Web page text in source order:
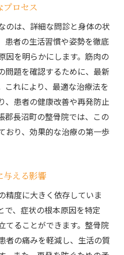
プロセス
のは、詳細な問診と身体の状
患者の生活習慣や姿勢を徹底
因を明らかにします。筋肉の
問題を確認するために、最新
これにより、最適な治療法を
、患者の健康改善や再発防止
郡長沼町の整骨院では、この
おり、効果的な治療の第一歩
与える影響
精度に大きく依存していま
で、症状の根本原因を特定
てることができます。整骨院
者の痛みを軽減し、生活の質